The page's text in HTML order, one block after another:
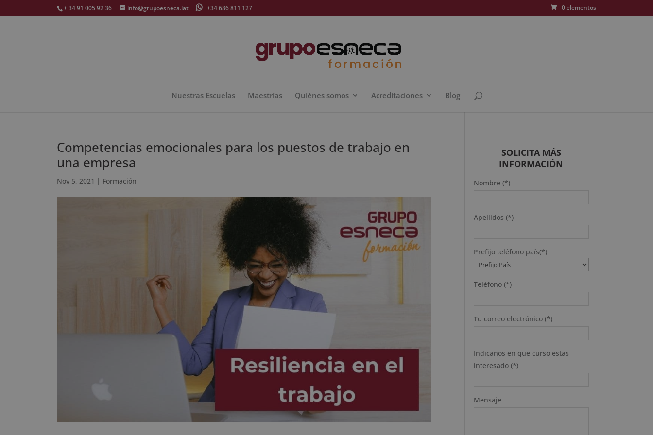
+ 34 91 005 92 36 info@grupoesneca.lat +34 686 811 127 0 elementos
Nuestras Escuelas Maestrías Quiénes somos Acreditaciones Blog
Competencias emocionales para los puestos de trabajo en
una empresa
Nov 5, 2021 | Formación
SOLICITA MÁS
INFORMACIÓN
Nombre (*)
Apellidos (*)
Prefijo teléfono país(*)
Teléfono (*)
Tu correo electrónico (*)
Indícanos en qué curso estás
interesado (*)
Mensaje